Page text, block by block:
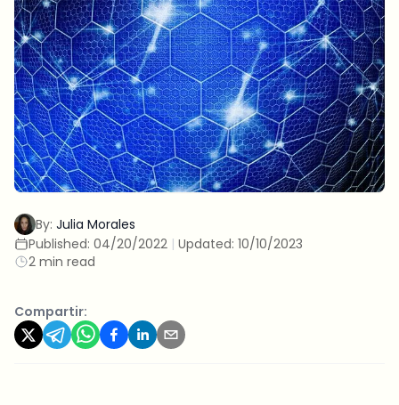
By: Julia Morales
Published: 04/20/2022 | Updated: 10/10/2023
2 min read
Compartir: